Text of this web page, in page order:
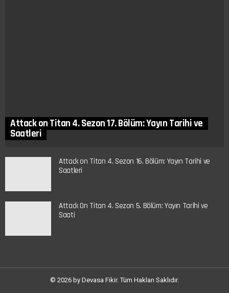
Attack on Titan 4. Sezon 17. Bölüm: Yayın Tarihi ve
Saatleri
Attack on Titan 4. Sezon 16. Bölüm: Yayın Tarihi ve
Saatleri
Attack On Titan 4. Sezon 5. Bölüm: Yayın Tarihi ve
Saati
© 2026 by Devasa Fikir. Tüm Hakları Saklıdır.